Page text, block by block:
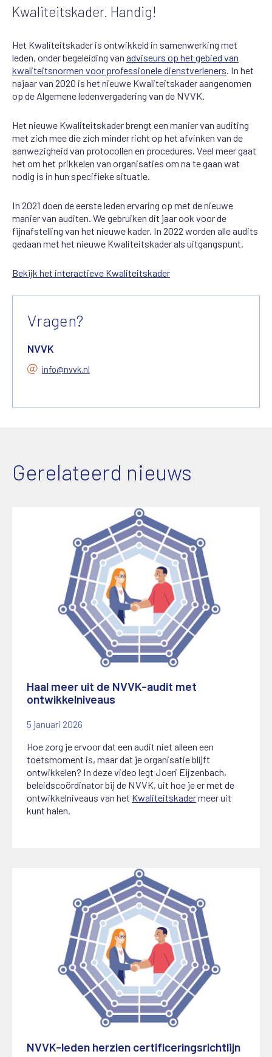
Kwaliteitskader. Handig!
Het Kwaliteitskader is ontwikkeld in samenwerking met
leden, onder begeleiding van adviseurs op het gebied van
kwaliteitsnormen voor professionele dienstverleners . In het
najaar van 2020 is het nieuwe Kwaliteitskader aangenomen
op de Algemene ledenvergadering van de NVVK.
Het nieuwe Kwaliteitskader brengt een manier van auditing
met zich mee die zich minder richt op het afvinken van de
aanwezigheid van protocollen en procedures. Veel meer gaat
het om het prikkelen van organisaties om na te gaan wat
nodig is in hun specifieke situatie.
In 2021 doen de eerste leden ervaring op met de nieuwe
manier van auditen. We gebruiken dit jaar ook voor de
fijnafstelling van het nieuwe kader. In 2022 worden alle audits
gedaan met het nieuwe Kwaliteitskader als uitgangspunt.
Bekijk het interactieve Kwaliteitskader
Vragen?
NVVK
info@nvvk.nl
Gerelateerd nieuws
Haal meer uit de NVVK-audit met
ontwikkelniveaus
5 januari 2026
Hoe zorg je ervoor dat een audit niet alleen een
toetsmoment is, maar dat je organisatie blíjft
ontwikkelen? In deze video legt Joeri Eijzenbach,
beleidscoördinator bij de NVVK, uit hoe je er met de
ontwikkelniveaus van het Kwaliteitskadermeer uit
kunt halen.
NVVK-leden herzien certificeringsrichtlijn